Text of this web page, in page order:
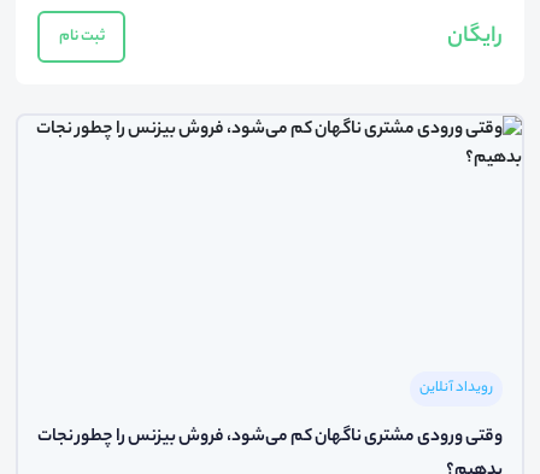
رایگان ثبت نام
رویداد آنلاین
وقتی ورودی مشتری ناگهان کم می‌شود، فروش بیزنس را چطور نجات